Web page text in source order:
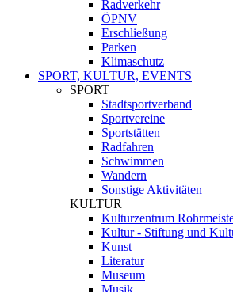
Radverkehr
ÖPNV
Erschließung
Parken
Klimaschutz
SPORT, KULTUR, EVENTS
SPORT
Stadtsportverband
Sportvereine
Sportstätten
Radfahren
Schwimmen
Wandern
Sonstige Aktivitäten
KULTUR
Kulturzentrum
Kultur - Stiftung und
Kunst
Literatur
Museum